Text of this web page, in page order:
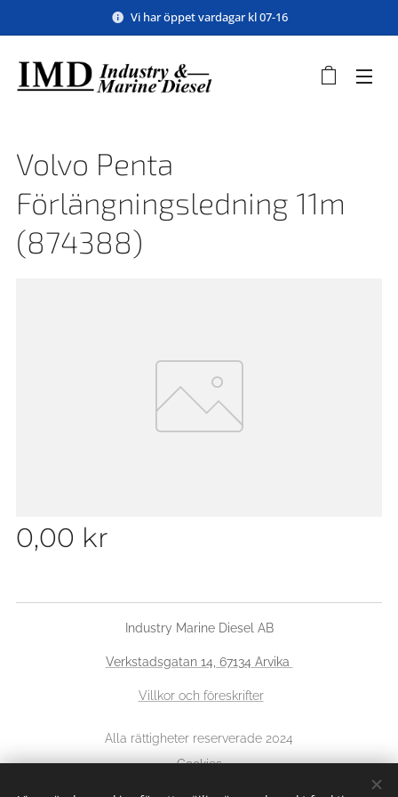
Vi har öppet vardagar kl 07-16
Volvo Penta
Förlängningsledning 11m
(874388)
0,00 kr
Industry Marine Diesel AB
Verkstadsgatan 14, 67134 Arvika
Villkor och föreskrifter
Alla rättigheter reserverade 2024
Cookies